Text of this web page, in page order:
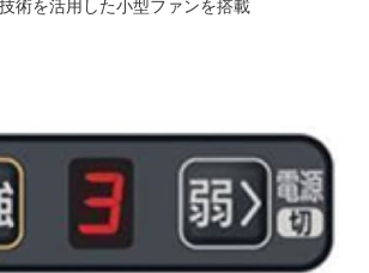
術を活用した小型ファンを搭載